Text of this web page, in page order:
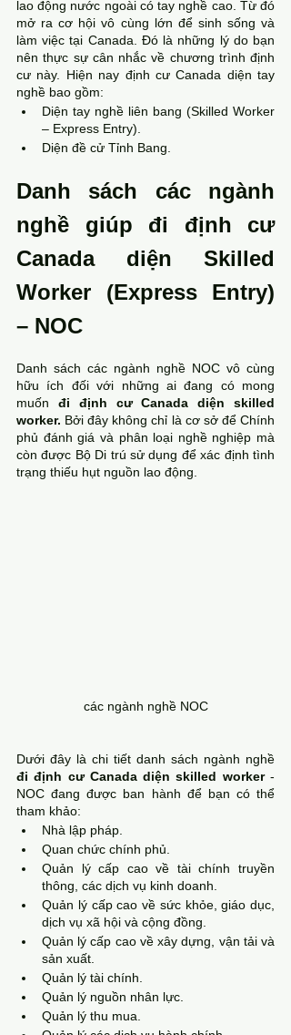
lao động nước ngoài có tay nghề cao. Từ đó
mở ra cơ hội vô cùng lớn để sinh sống và
làm việc tại Canada. Đó là những lý do bạn
nên thực sự cân nhắc về chương trình định
cư này. Hiện nay định cư Canada diện tay
nghề bao gồm:
Diện tay nghề liên bang (Skilled Worker
– Express Entry).
Diện đề cử Tỉnh Bang.
Danh sách các ngành
nghề giúp đi định cư
Canada diện Skilled
Worker (Express Entry)
– NOC
Danh sách các ngành nghề NOC vô cùng
hữu ích đối với những ai đang có mong
muốn đi định cư Canada diện skilled
worker. Bởi đây không chỉ là cơ sở để Chính
phủ đánh giá và phân loại nghề nghiệp mà
còn được Bộ Di trú sử dụng để xác định tình
trạng thiếu hụt nguồn lao động.
các ngành nghề NOC
đi định cư Canada diện skilled worker -
NOC đang được ban hành để bạn có thể
tham khảo:
Nhà lập pháp.
Quan chức chính phủ.
Quản lý cấp cao về tài chính truyền
thông, các dịch vụ kinh doanh.
Quản lý cấp cao về sức khỏe, giáo dục,
dịch vụ xã hội và cộng đồng.
Quản lý cấp cao về xây dựng, vận tải và
sản xuất.
Quản lý tài chính.
Quản lý nguồn nhân lực.
Quản lý thu mua.